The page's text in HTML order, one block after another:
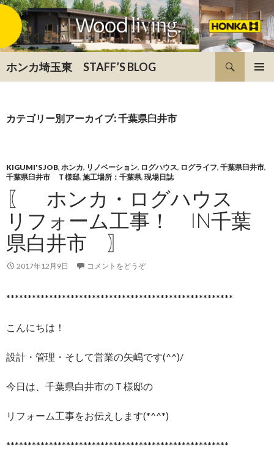
ホンカ埼玉東 STAFF’S BLOG
カテゴリー別アーカイブ: 千葉県臼井市
KIGUMI'S JOB, ホンカ, リノベーション, ログハウス, ログライフ, 千葉県臼井市,
千葉県臼井市 Ｔ様邸, 施工場所：千葉県, 現場日誌
〖 ホンカ・ログハウス
リフォーム工事！ IN千葉
県白井市 〗
2017年12月9日 コメントをどうぞ
*****************************************************
こんにちは！
設計・管理・そして営業の矢嶋です(^^)/
今日は、千葉県白井市のＴ様邸の
リフォーム工事をお伝えします(*^^*)
****************************************************